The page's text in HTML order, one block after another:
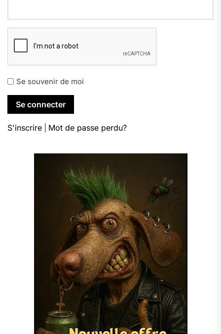
Se souvenir de moi
S'inscrire Mot de passe perdu?